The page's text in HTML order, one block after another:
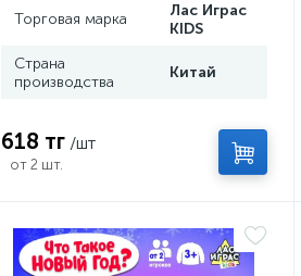
Торговая марка
Лас Играс
KIDS
Страна
производства
Китай
618 тг /шт
от 2 шт.